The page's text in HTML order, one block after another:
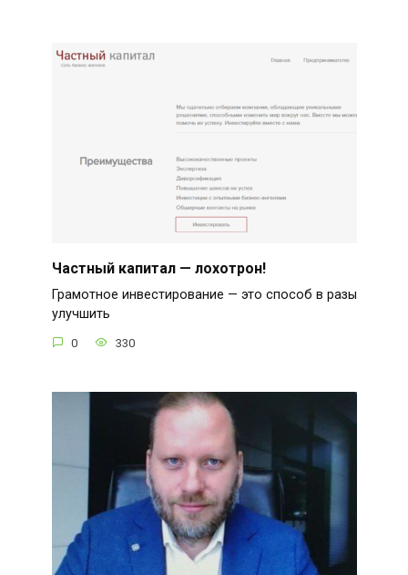
Частный капитал — лохотрон!
Грамотное инвестирование — это способ в разы
улучшить
0 330